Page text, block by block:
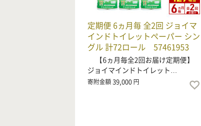
定期便 6ヵ月毎 全2回 ジョイマ
インドトイレットペーパー シン
グル 計72ロール 57461953
【6ヵ月毎全2回お届け定期便】
ジョイマインドトイレット…
寄附金額39,000 円